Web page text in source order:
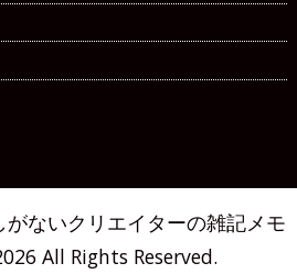
がないクリエイターの雑記メモ
All Rights Reserved.